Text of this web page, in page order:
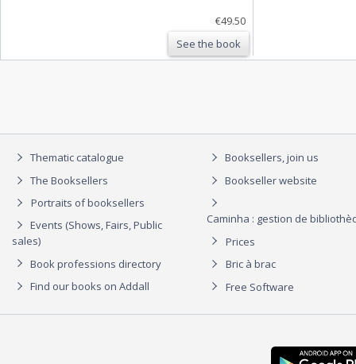
€49.50
See the book
Thematic catalogue
The Booksellers
Portraits of booksellers
Events (Shows, Fairs, Public
sales)
Book professions directory
Find our books on Addall
Booksellers, join us
Bookseller website
Caminha : gestion de
Prices
Bric à brac
Free Software